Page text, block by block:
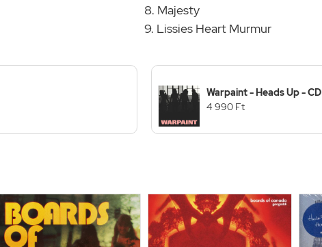
8. Majesty
9. Lissies Heart Murmur
Warpaint - Heads Up - CD
4 990 Ft